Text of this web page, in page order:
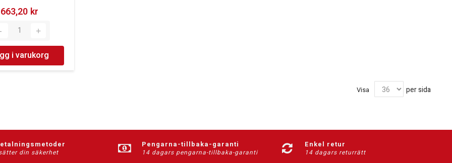
663,20 kr‎
i varukorg
Visa per sida
din säkerhet
Pengarna-tillbaka-garanti
14 dagars pengarna-tillbaka-garanti
Enkel retur
14 dagars returrätt